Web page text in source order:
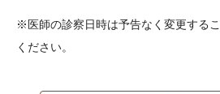
※医師の診察日時は予告なく変更する
ください。